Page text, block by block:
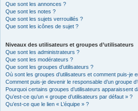
Que sont les annonces ?
Que sont les notes ?
Que sont les sujets verrouillés ?
Que sont les icônes de sujet ?
Niveaux des utilisateurs et groupes d’utilisateurs
Que sont les administrateurs ?
Que sont les modérateurs ?
Que sont les groupes d’utilisateurs ?
Où sont les groupes d’utilisateurs et comment puis-je
Comment puis-je devenir le responsable d’un groupe
Pourquoi certains groupes d’utilisateurs apparaissent
Qu’est-ce qu’un « groupe d’utilisateurs par défaut » ?
Qu’est-ce que le lien « L’équipe » ?